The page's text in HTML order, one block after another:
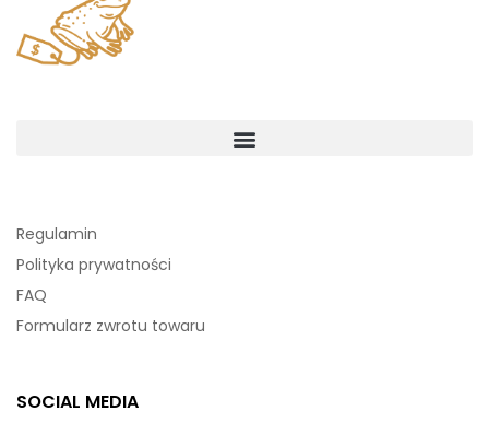
Regulamin
Polityka prywatności
FAQ
Formularz zwrotu towaru
SOCIAL MEDIA